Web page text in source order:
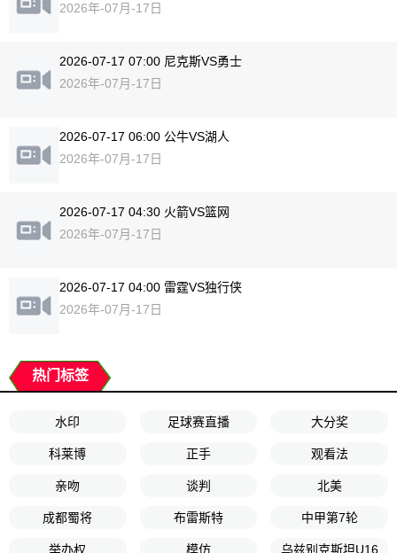
2026年-07月-17日
2026-07-17 07:00 尼克斯VS勇士
2026年-07月-17日
2026-07-17 06:00 公牛VS湖人
2026年-07月-17日
2026-07-17 04:30 火箭VS篮网
2026年-07月-17日
2026-07-17 04:00 雷霆VS独行侠
2026年-07月-17日
热门标签
水印 足球赛直播 大分奖
科莱博 正手 观看法
亲吻 谈判 北美
成都蜀将 布雷斯特 中甲第7轮
举办权 模仿 乌兹别克斯坦U16